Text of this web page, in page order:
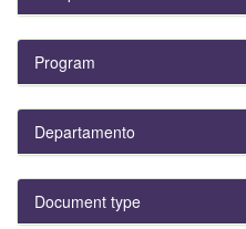
Program
Departamento
Document type